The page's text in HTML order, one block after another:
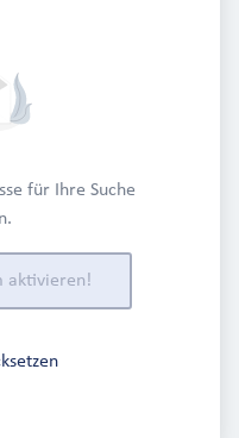
für Ihre Suche
aktivieren!